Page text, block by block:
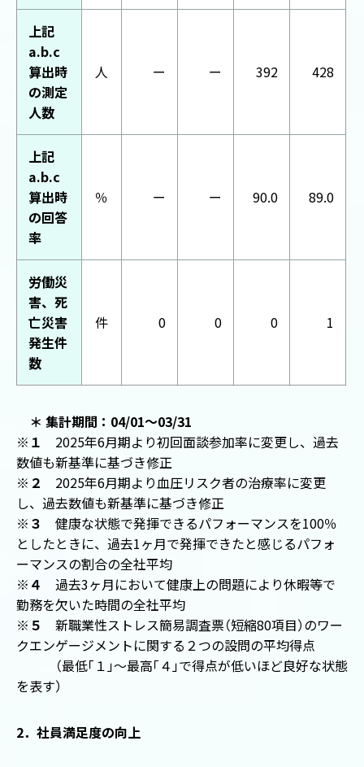
上記
a.b.c
算出時
の測定
人数
人 ー ー 392 428
上記
a.b.c
算出時
の回答
率
％ ー ー 90.0 89.0
労働災
害、死
亡災害
発生件
数
件 0 0 0 1
＊ 集計期間：04/01～03/31
※１ 2025年6月期より初回面談参加率に変更し、過去
数値も新基準に基づき修正
※２
2025年6月期より血圧リスク者の治療率に変更
し、過去数値も新基準に基づき修正
※３
健康な状態で発揮できるパフォーマンスを100％
としたときに、過去1ヶ月で発揮できたと感じるパフォ
ーマンスの割合の全社平均
※４
過去3ヶ月において健康上の問題により休暇等で
勤務を欠いた時間の全社平均
※５
新職業性ストレス簡易調査票（短縮80項目）のワー
クエンゲージメントに関する２つの設問の平均得点
（最低「 １」～最高「４」で得点が低いほど良好な状態
を表す）
2．社員満足度の向上